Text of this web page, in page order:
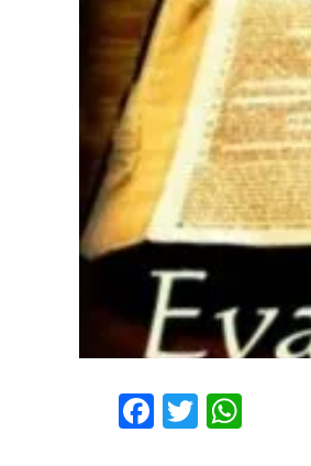
Facebook
Twitter